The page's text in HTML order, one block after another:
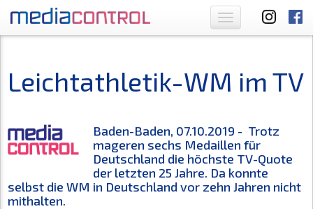
Toggle
navigation
Leichtathletik-WM im TV
Baden-Baden, 07.10.2019 - Trotz
mageren sechs Medaillen für
Deutschland die höchste TV-Quote
der letzten 25 Jahre. Da konnte
selbst die WM in Deutschland vor zehn Jahren nicht
mithalten.